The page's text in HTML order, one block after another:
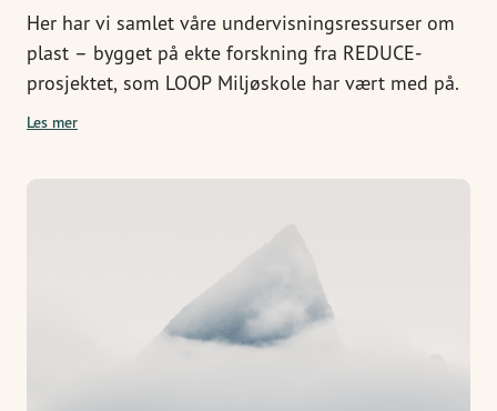
Her har vi samlet våre undervisningsressurser om
plast – bygget på ekte forskning fra REDUCE-
prosjektet, som LOOP Miljøskole har vært med på.
Les mer